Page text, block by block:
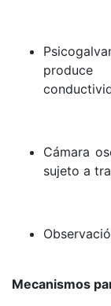
Cámara
sujeto a
Mecanismos